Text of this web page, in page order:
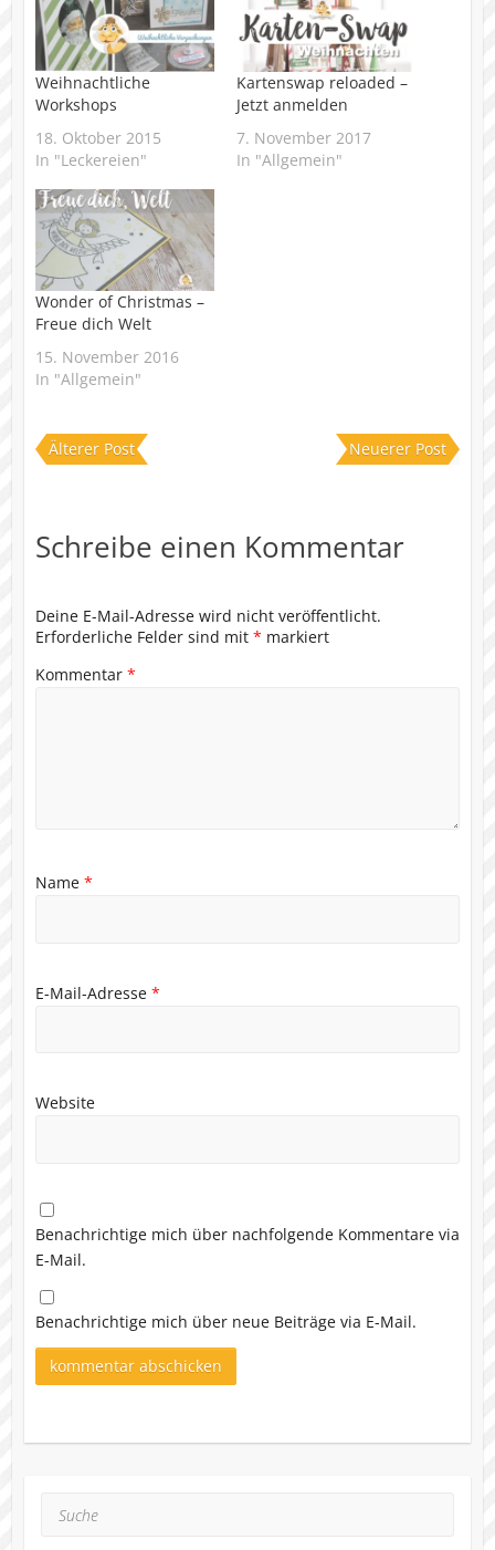
Weihnachtliche
Workshops
18. Oktober 2015
In "Leckereien"
Kartenswap reloaded –
Jetzt anmelden
7. November 2017
In "Allgemein"
Wonder of Christmas –
Freue dich Welt
15. November 2016
In "Allgemein"
Älterer Post Neuerer Post
Schreibe einen Kommentar
Deine E-Mail-Adresse wird nicht veröffentlicht.
Erforderliche Felder sind mit * markiert
Kommentar *
Name *
E-Mail-Adresse *
Website
Benachrichtige mich über nachfolgende Kommentare via
E-Mail.
Benachrichtige mich über neue Beiträge via E-Mail.